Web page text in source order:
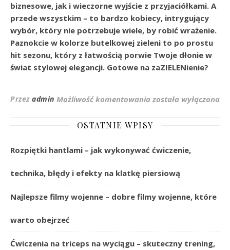
biznesowe, jak i wieczorne wyjście z przyjaciółkami. A
przede wszystkim – to bardzo kobiecy, intrygujący
wybór, który nie potrzebuje wiele, by robić wrażenie.
Paznokcie w kolorze butelkowej zieleni to po prostu
hit sezonu, który z łatwością porwie Twoje dłonie w
świat stylowej elegancji. Gotowe na zaZIELENienie?
Przez admin Możliwość komentowania Najmodniejsze
została wyłączona
OSTATNIE WPISY
Rozpiętki hantlami – jak wykonywać ćwiczenie,
technika, błędy i efekty na klatkę piersiową
Najlepsze filmy wojenne – dobre filmy wojenne, które
warto obejrzeć
Ćwiczenia na triceps na wyciągu – skuteczny trening,